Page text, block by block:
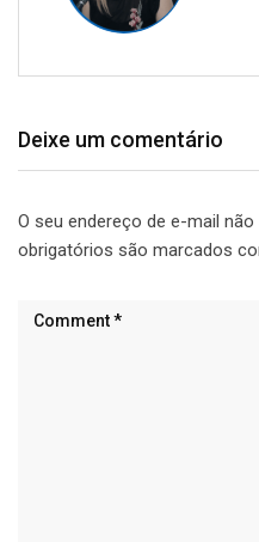
Deixe um comentário
O seu endereço de e-mail não
obrigatórios são marcados